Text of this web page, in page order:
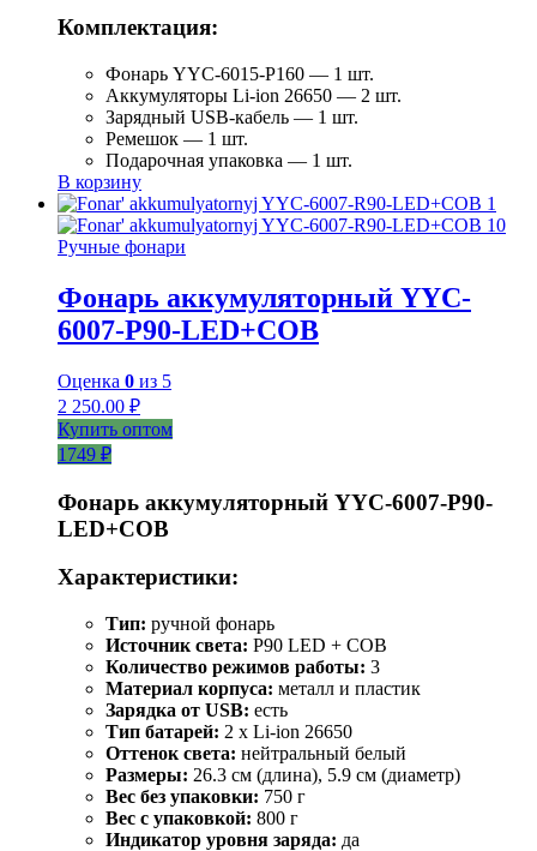
Комплектация:
Фонарь YYC-6015-P160 — 1 шт.
Аккумуляторы Li-ion 26650 — 2 шт.
Зарядный USB-кабель — 1 шт.
Ремешок — 1 шт.
Подарочная упаковка — 1 шт.
В корзину
Ручные фонари
Фонарь аккумуляторный YYC-
6007-Р90-LED+COB
Оценка 0 из 5
2 250.00 ₽
Купить оптом
1749 ₽
Фонарь аккумуляторный YYC-6007-P90-
LED+COB
Характеристики:
Тип: ручной фонарь
Источник света: P90 LED + COB
Количество режимов работы: 3
Материал корпуса: металл и пластик
Зарядка от USB: есть
Тип батарей: 2 х Li-ion 26650
Оттенок света: нейтральный белый
Размеры: 26.3 см (длина), 5.9 см (диаметр)
Вес без упаковки: 750 г
Вес с упаковкой: 800 г
Индикатор уровня заряда: да